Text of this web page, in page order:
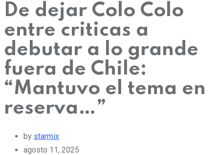
De dejar Colo Colo
entre criticas a
debutar a lo grande
fuera de Chile:
“Mantuvo el tema en
reserva…”
by starmix
agosto 11, 2025